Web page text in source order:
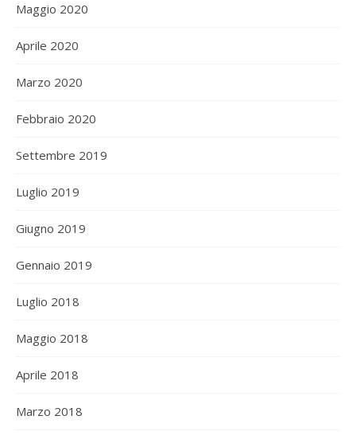
Maggio 2020
Aprile 2020
Marzo 2020
Febbraio 2020
Settembre 2019
Luglio 2019
Giugno 2019
Gennaio 2019
Luglio 2018
Maggio 2018
Aprile 2018
Marzo 2018